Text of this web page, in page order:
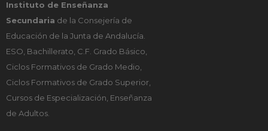
Instituto de Enseñanza
Secundaria de la Consejería de
Educación de la Junta de Andalucía.
ESO, Bachillerato, C.F. Grado Básico,
Ciclos Formativos de Grado Medio,
Ciclos Formativos de Grado Superior,
Cursos de Especialización, Enseñanza
de Adultos.